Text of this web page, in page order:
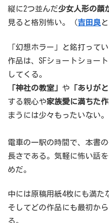
縦に2つ並んだ少女人形の顔
見ると格別怖い。（吉田良
「幻想ホラー」と銘打って
作品は、SFショートショー
してくる。
「神社の教室」 や 「ありがと
する親心や家族愛に満ちた
まうには少々もったいない。
電車の一駅の時間で、本書
長さである。気軽に怖い話
めだ。
中には原稿用紙4枚にも満た
そしてどの作品にも最初か
る。